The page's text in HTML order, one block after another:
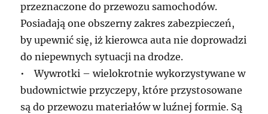
przeznaczone do przewozu samochodów.
Posiadają one obszerny zakres zabezpieczeń,
by upewnić się, iż kierowca auta nie doprowadzi
do niepewnych sytuacji na drodze.
• Wywrotki – wielokrotnie wykorzystywane w
budownictwie przyczepy, które przystosowane
są do przewozu materiałów w luźnej formie. Są